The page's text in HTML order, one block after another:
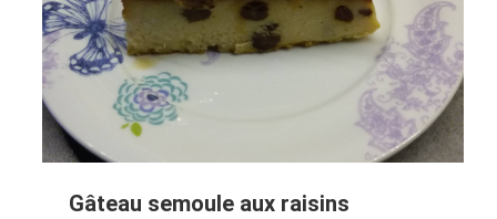
Gâteau semoule aux raisins